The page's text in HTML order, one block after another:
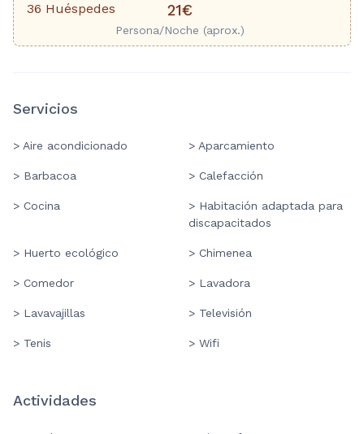
36 Huéspedes
21€
Persona/Noche (aprox.)
Servicios
> Aire acondicionado > Aparcamiento
> Barbacoa > Calefacción
> Cocina
> Habitación adaptada para
discapacitados
> Huerto ecológico > Chimenea
> Comedor > Lavadora
> Lavavajillas > Televisión
> Tenis > Wifi
Actividades